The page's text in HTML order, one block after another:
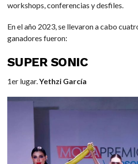
workshops, conferencias y desfiles.
En el año 2023, se llevaron a cabo
ganadores fueron:
SUPER SONIC
1er lugar.Yethzi García